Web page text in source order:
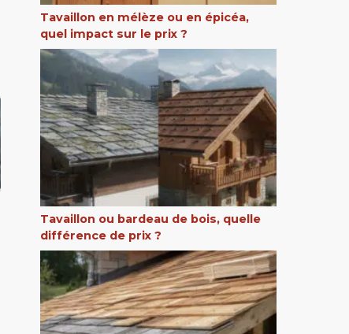
Tavaillon en mélèze ou en épicéa,
quel impact sur le prix ?
Tavaillon ou bardeau de bois, quelle
différence de prix ?